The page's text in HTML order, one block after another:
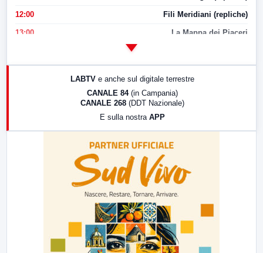
12:00 Fili Meridiani (repliche)
13:00 La Mappa dei Piaceri
LABTV e anche sul digitale terrestre
CANALE 84 (in Campania)
CANALE 268 (DDT Nazionale)
E sulla nostra APP